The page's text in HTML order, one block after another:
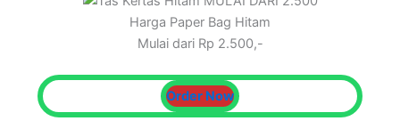
Harga Paper Bag Hitam
Mulai dari Rp 2.500,-
Order Now